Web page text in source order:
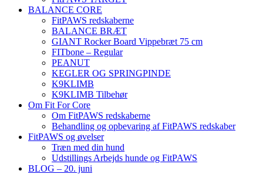
BALANCE CORE
FitPAWS redskaberne
BALANCE BRÆT
GIANT Rocker Board Vippebræt 75 cm
FITbone – Regular
PEANUT
KEGLER OG SPRINGPINDE
K9KLIMB
K9KLIMB Tilbehør
Om Fit For Core
Om FitPAWS redskaberne
Behandling og opbevaring af FitPAWS redskaber
FitPAWS og øvelser
Træn med din hund
Udstillings Arbejds hunde og FitPAWS
BLOG – 20. juni